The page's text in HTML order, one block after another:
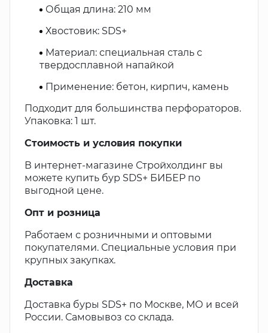
Общая длина: 210 мм
Хвостовик: SDS+
Материал: специальная сталь с
твердосплавной напайкой
Применение: бетон, кирпич, камень
Подходит для большинства перфораторов.
Упаковка: 1 шт.
Стоимость и условия покупки
В интернет-магазине Стройхолдинг вы
можете купить бур SDS+ БИБЕР по
выгодной цене.
Опт и розница
Работаем с розничными и оптовыми
покупателями. Специальные условия при
крупных закупках.
Доставка
Доставка буры SDS+ по Москве, МО и всей
России. Самовывоз со склада.